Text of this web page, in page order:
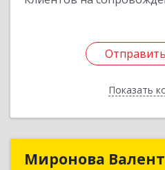
Показать
Миронова